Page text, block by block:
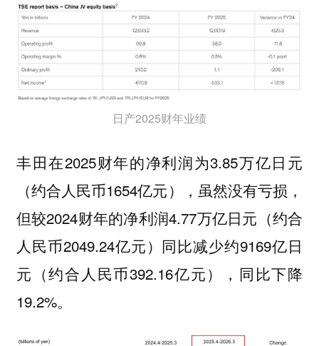
日产2025财年业绩
丰田在2025财年的净利润为3.85万亿日元
（约合人民币1654亿元），虽然没有亏损，
但较2024财年的净利润4.77万亿日元（约合
人民币2049.24亿元）同比减少约9169亿日
元（约合人民币392.16亿元），同比下降
19.2%。